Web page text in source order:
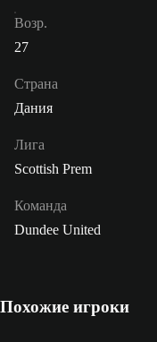
Возр.
27
Страна
Дания
Лига
Scottish Prem
Команда
Dundee United
Похожие игроки